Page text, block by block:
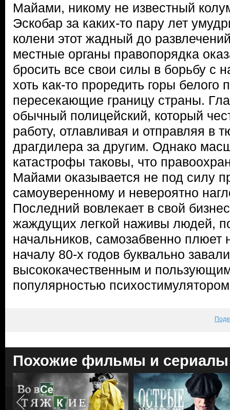
Майами, никому не известный
Эскобар за каких-то пару лет
колени этот жадный до
местные органы правопорядка
бросить все свои силы в борьбу с
хоть как-то проредить горы белого
пересекающие границу страны.
обычный полицейский, который
работу, отлавливая и отправляя в
драгдилера за другим. Однако
катастрофы таковы, что
Майами оказывается не под силу
самоуверенному и невероятно
Последний вовлекает в свой
жаждущих легкой наживы людей,
начальников, самозабвенно плюет
началу 80-х годов буквально
высококачественным и
популярностью
Похожие фильмы и сериалы